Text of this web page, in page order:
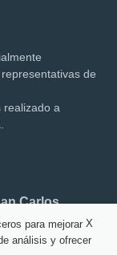
de
realizado a
Carlos
X
para mejorar
análisis y ofrecer